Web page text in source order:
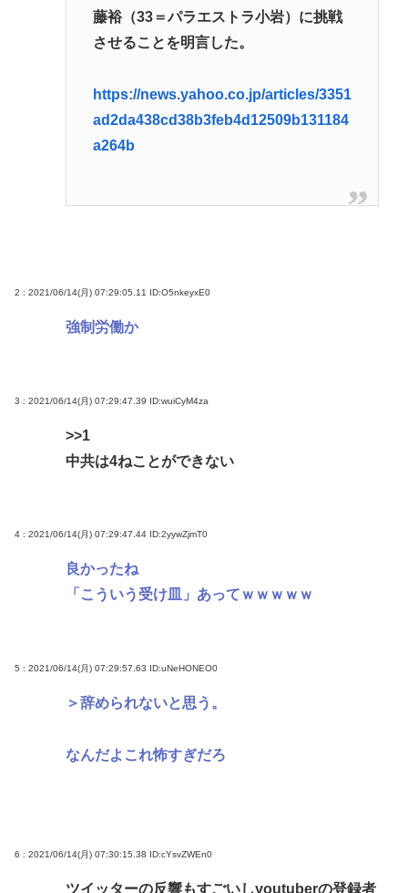
藤裕（33＝パラエストラ小岩）に挑戦
させることを明言した。
https://news.yahoo.co.jp/articles/3351
ad2da438cd38b3feb4d12509b131184
a264b
2 : 2021/06/14(月) 07:29:05.11 ID:O5nkeyxE0
強制労働か
3 : 2021/06/14(月) 07:29:47.39 ID:wuiCyM4za
>>1
中共は4ねことができない
4 : 2021/06/14(月) 07:29:47.44 ID:2yywZjmT0
良かったね
「こういう受け皿」あってｗｗｗｗｗ
5 : 2021/06/14(月) 07:29:57.63 ID:uNeHONEO0
＞辞められないと思う。
なんだよこれ怖すぎだろ
6 : 2021/06/14(月) 07:30:15.38 ID:cYsvZWEn0
ツイッターの反響もすごいしyoutuberの登録者